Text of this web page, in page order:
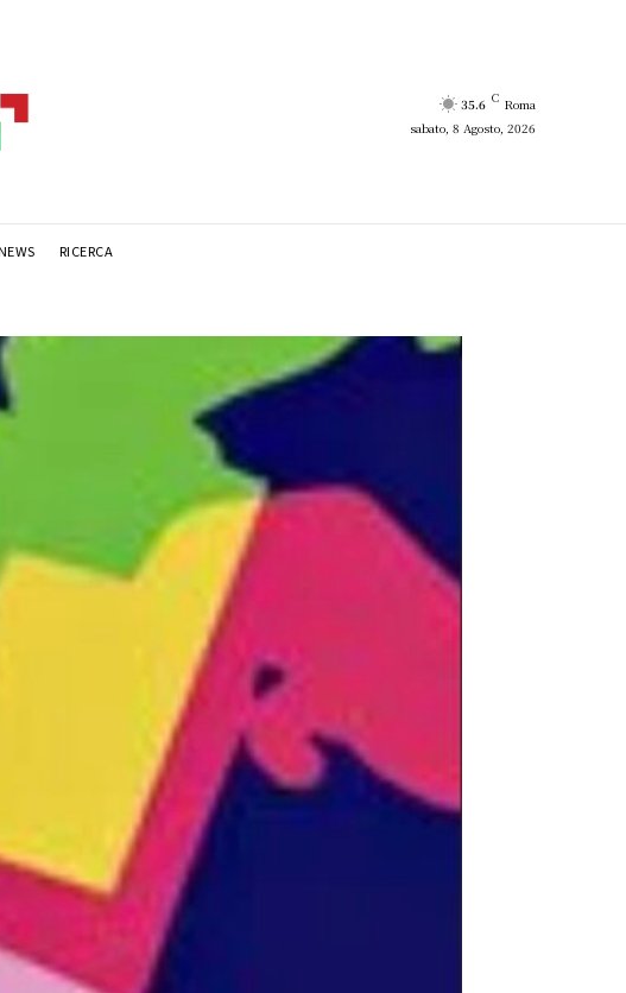
35.6 C Roma
sabato, 8 Agosto, 2026
RICERCA